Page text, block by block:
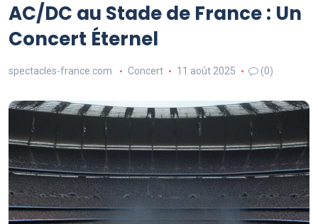
AC/DC au Stade de France : Un
Concert Éternel
spectacles-france.com Concert 11 août 2025 (0)